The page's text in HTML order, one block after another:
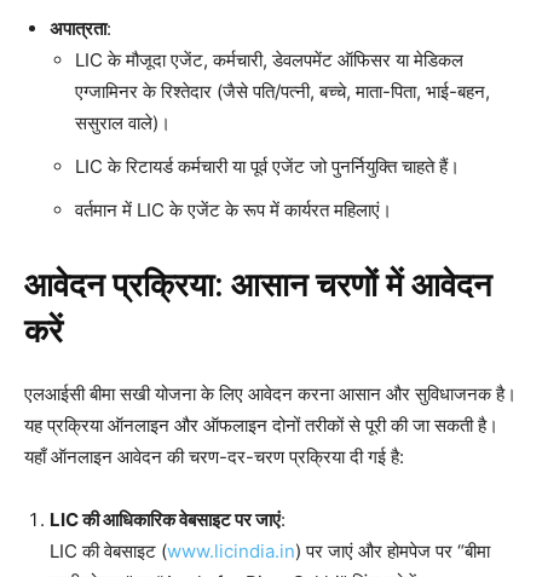
अपात्रता:
LIC के मौजूदा एजेंट, कर्मचारी, डेवलपमेंट ऑफिसर या मेडिकल
एग्जामिनर के रिश्तेदार (जैसे पति/पत्नी, बच्चे, माता-पिता, भाई-बहन,
ससुराल वाले)।
LIC के रिटायर्ड कर्मचारी या पूर्व एजेंट जो पुनर्नियुक्ति चाहते हैं।
वर्तमान में LIC के एजेंट के रूप में कार्यरत महिलाएं।
आवेदन प्रक्रिया: आसान चरणों में आवेदन
करें
एलआईसी बीमा सखी योजना के लिए आवेदन करना आसान और सुविधाजनक है।
यह प्रक्रिया ऑनलाइन और ऑफलाइन दोनों तरीकों से पूरी की जा सकती है।
यहाँ ऑनलाइन आवेदन की चरण-दर-चरण प्रक्रिया दी गई है:
LIC की आधिकारिक वेबसाइट पर जाएं:
LIC की वेबसाइट (www.licindia.in) पर जाएं और होमपेज पर “बीमा